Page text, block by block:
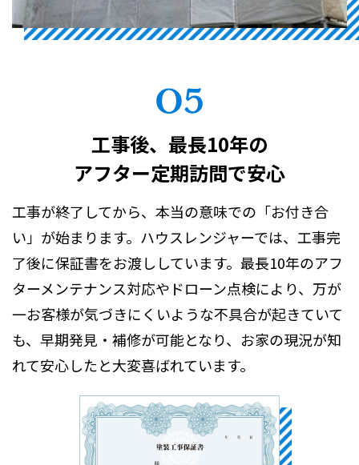
工事後、最長10年の
アフター定期訪問で安心
工事が終了してから、本当の意味での「お付き合
い」が始まります。ハウスレンジャーでは、工事完
了後に保証書をお渡ししています。最長10年のアフ
ターメンテナンス対応やドローン点検により、万が
一お客様が気づきにくいような不具合が起きていて
も、早期発見・補修が可能となり、お家の現況が知
れて安心したと大変喜ばれています。